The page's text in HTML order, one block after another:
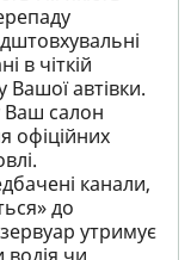
в чіткій
Вашої автівки.
Ваш салон
офіційних
канали,
до
утримує